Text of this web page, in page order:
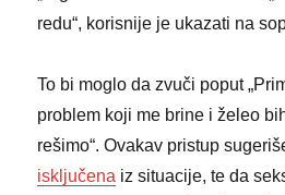
redu“, korisnije je ukazati na
To bi moglo da zvuči poput
problem koji me brine i želeo
rešimo“. Ovakav pristup
isključena iz situacije, te da